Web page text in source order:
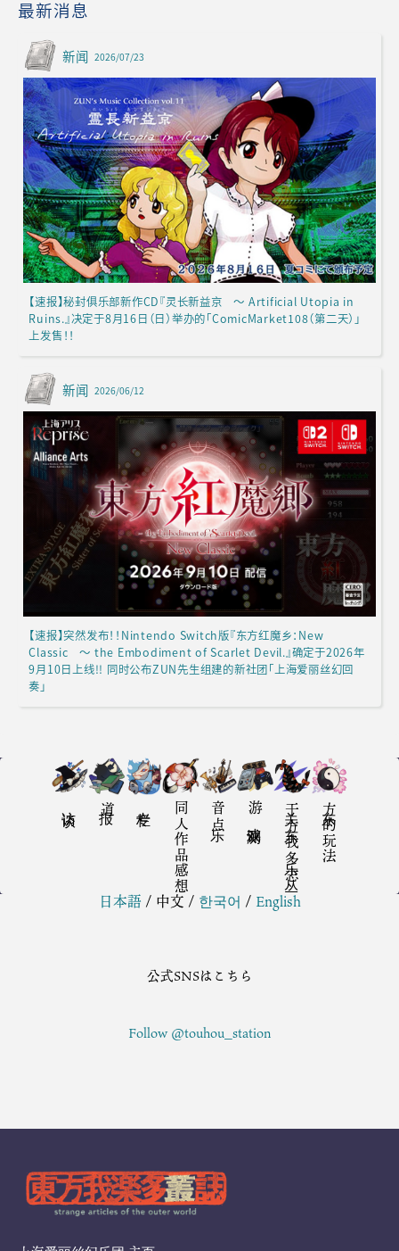
最新消息
新闻 2026/07/23
【速报】秘封俱乐部新作CD『灵长新益京 ～ Artificial Utopia in
Ruins.』决定于8月16日（日）举办的「ComicMarket108（第二天）」
上发售！！
新闻 2026/06/12
【速报】突然发布！！Nintendo Switch版『东方红魔乡：New
Classic ～ the Embodiment of Scarlet Devil.』确定于2026年
9月10日上线!! 同时公布ZUN先生组建的新社团「上海爱丽丝幻回
奏」
报道 同人作品感想 音乐点 游戏评测 关于东方我乐多丛志 东方的玩法
日本語 / 中文 / 한국어 / English
公式SNSはこちら
Follow @touhou_station